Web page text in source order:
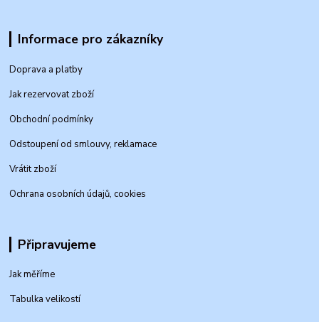
Informace pro zákazníky
Doprava a platby
Jak rezervovat zboží
Obchodní podmínky
Odstoupení od smlouvy, reklamace
Vrátit zboží
Ochrana osobních údajů, cookies
Připravujeme
Jak měříme
Tabulka velikostí